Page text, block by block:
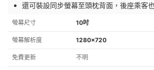
還可裝設同步螢幕至頭枕背面，後座乘客
螢幕尺寸 10吋
螢幕解析度 1280×720
免費更新 不明